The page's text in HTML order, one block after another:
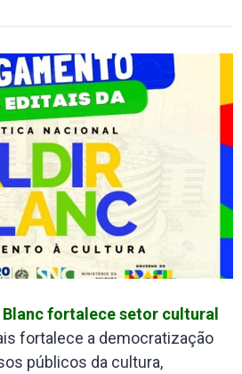
fortalece setor cultural
fortalece a democratização
públicos da cultura,